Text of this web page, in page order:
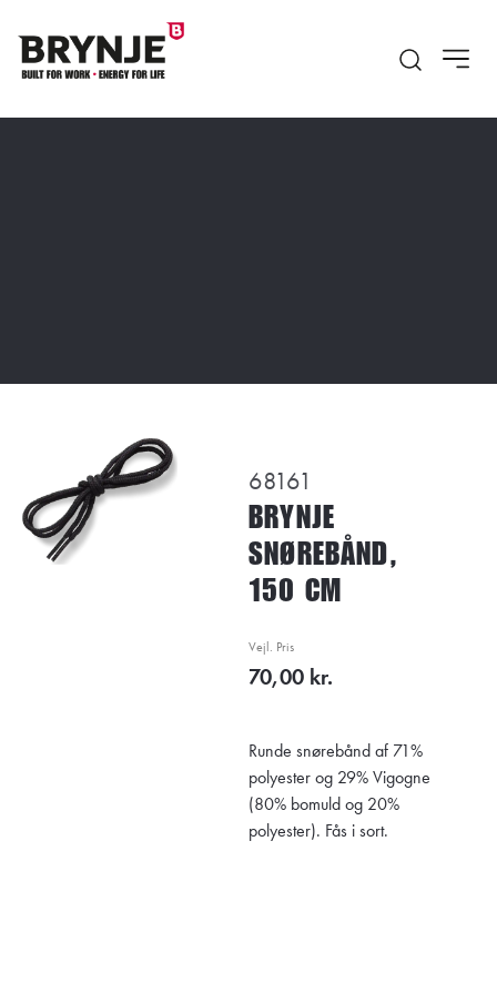
68161
BRYNJE
SNØREBÅND,
150 CM
Vejl. Pris
70,00 kr.
Runde snørebånd af 71%
polyester og 29% Vigogne
(80% bomuld og 20%
polyester). Fås i sort.